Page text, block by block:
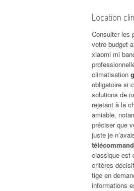
Location
Consulter les
votre budget
xiaomi mi
climatisation
obligatoire si
solutions de
rejetant à la
amiable,
préciser que
juste je
classique est
critères
tige en
informations